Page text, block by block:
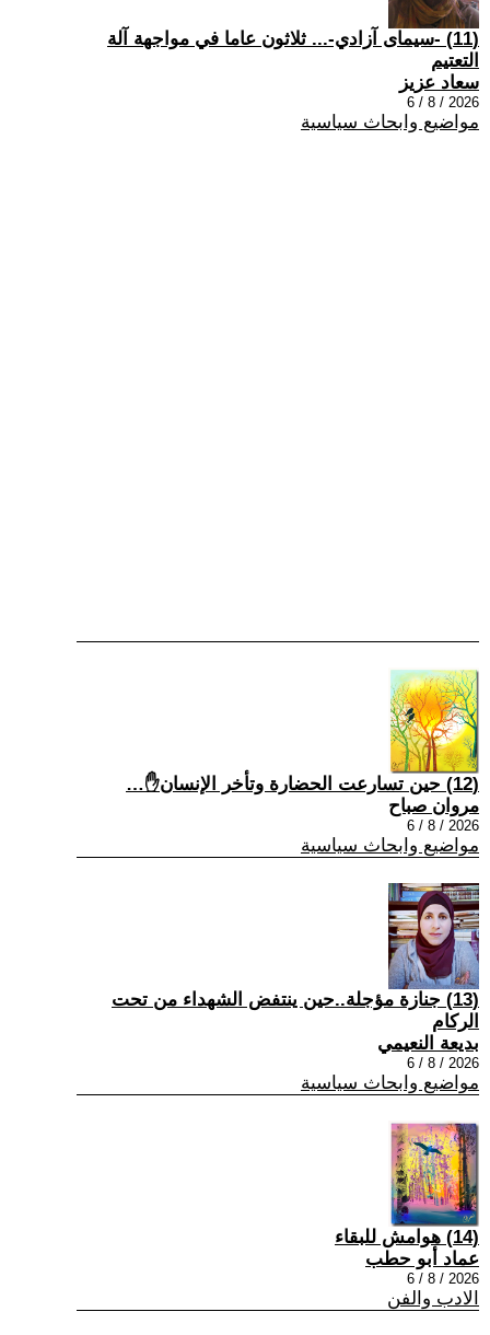
(11) -سيمای آزادي-... ثلاثون عاما في مواجهة آلة
التعتيم
سعاد عزيز
2026 / 8 / 6
مواضيع وابحاث سياسية
(12) حين تسارعت الحضارة وتأخر الإنسان✋…
مروان صباح
2026 / 8 / 6
مواضيع وابحاث سياسية
(13) جنازة مؤجلة..حين ينتفض الشهداء من تحت
الركام
بديعة النعيمي
2026 / 8 / 6
مواضيع وابحاث سياسية
(14) هوامش للبقاء
عماد أبو حطب
2026 / 8 / 6
الادب والفن